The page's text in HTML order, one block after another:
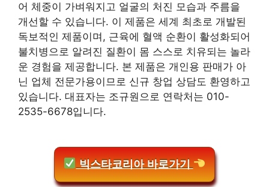
어 체중이 가벼워지고 얼굴의 처진 모습과 주름을
개선할 수 있습니다. 이 제품은 세계 최초로 개발된
독보적인 제품이며, 근육에 혈액 순환이 활성화되어
불치병으로 알려진 질환이 몸 스스로 치유되는 놀라
운 경험을 제공합니다. 본 제품은 개인용 판매가 아
닌 업체 전문가용이므로 신규 창업 상담도 환영하고
있습니다. 대표자는 조규원으로 연락처는 010-
2535-6678입니다.
빅스타코리아 바로가기